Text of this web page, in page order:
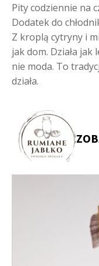
Pity codziennie na
Dodatek do
Z kroplą cytryny i
jak dom. Działa
nie moda. To
działa.